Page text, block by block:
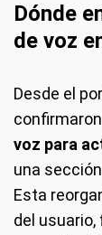
Dónde
de voz
Desde el
voz para
una
Esta
del